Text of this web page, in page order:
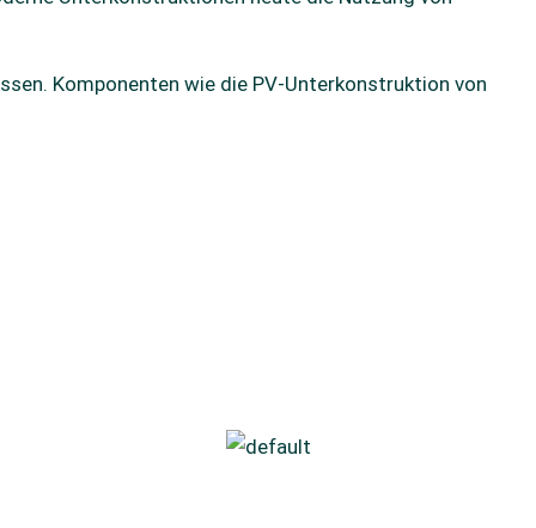
Komponenten wie die PV-Unterkonstruktion von